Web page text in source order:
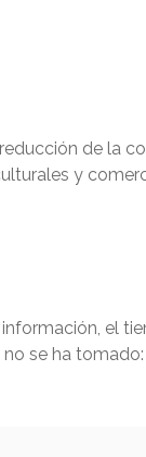
de la
y
el
se ha